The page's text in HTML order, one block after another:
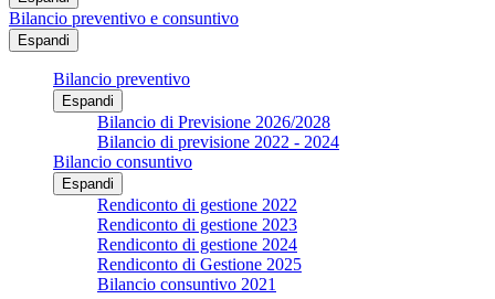
Bilancio preventivo e consuntivo
Espandi
Bilancio preventivo
Espandi
Bilancio di Previsione 2026/2028
Bilancio di previsione 2022 - 2024
Bilancio consuntivo
Espandi
Rendiconto di gestione 2022
Rendiconto di gestione 2023
Rendiconto di gestione 2024
Rendiconto di Gestione 2025
Bilancio consuntivo 2021